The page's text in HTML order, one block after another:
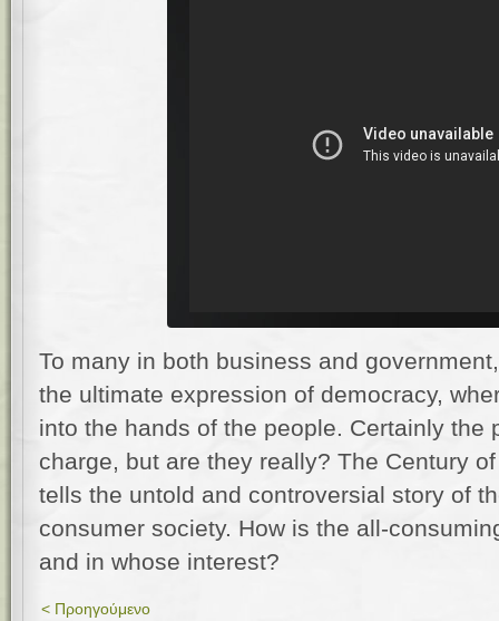
To many in both business and
the ultimate expression of democracy,
into the hands of the people. Certainly the
charge, but are they really? The Century
tells the untold and controversial story of
consumer society. How is the all-
and in whose interest?
< Προηγούμενο